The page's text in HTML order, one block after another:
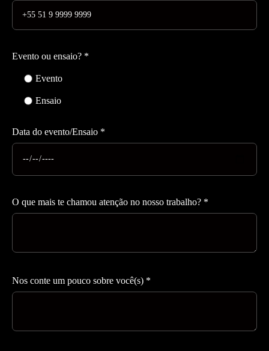
Evento ou ensaio? *
Evento
Ensaio
Data do evento/Ensaio *
O que mais te chamou atenção no nosso trabalho? *
Nos conte um pouco sobre você(s) *